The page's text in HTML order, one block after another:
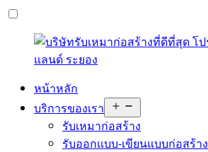
หน้าหลัก
บริการของเรา
menu
รับเหมาก่อสร้าง
รับออกแบบ-เขียนแบบก่อสร้าง